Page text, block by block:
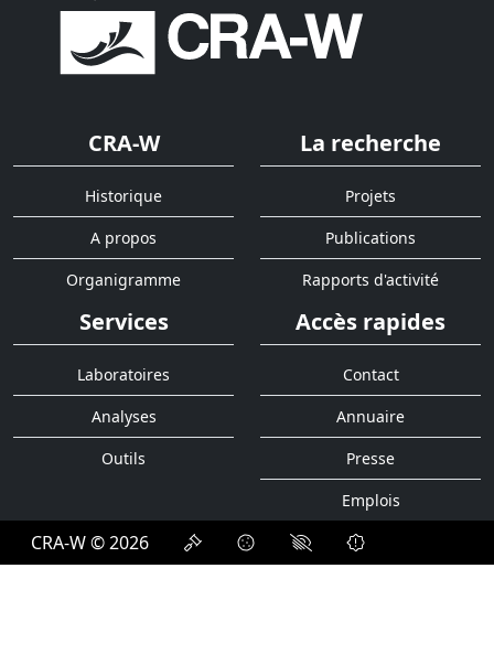
CRA-W
Historique
A propos
Organigramme
La recherche
Projets
Publications
Rapports d'activité
Services
Laboratoires
Analyses
Outils
Accès rapides
Contact
Annuaire
Presse
Emplois
CRA-W © 2026